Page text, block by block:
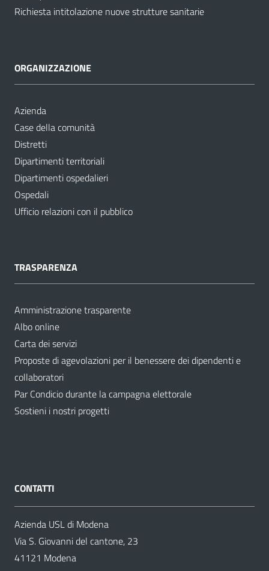
Richiesta intitolazione nuove strutture sanitarie
ORGANIZZAZIONE
Azienda
Case della comunità
Distretti
Dipartimenti territoriali
Dipartimenti ospedalieri
Ospedali
Ufficio relazioni con il pubblico
TRASPARENZA
Amministrazione trasparente
Albo online
Carta dei servizi
Proposte di agevolazioni per il benessere dei dipendenti e
collaboratori
Par Condicio durante la campagna elettorale
Sostieni i nostri progetti
CONTATTI
Azienda USL di Modena
Via S. Giovanni del cantone, 23
41121 Modena